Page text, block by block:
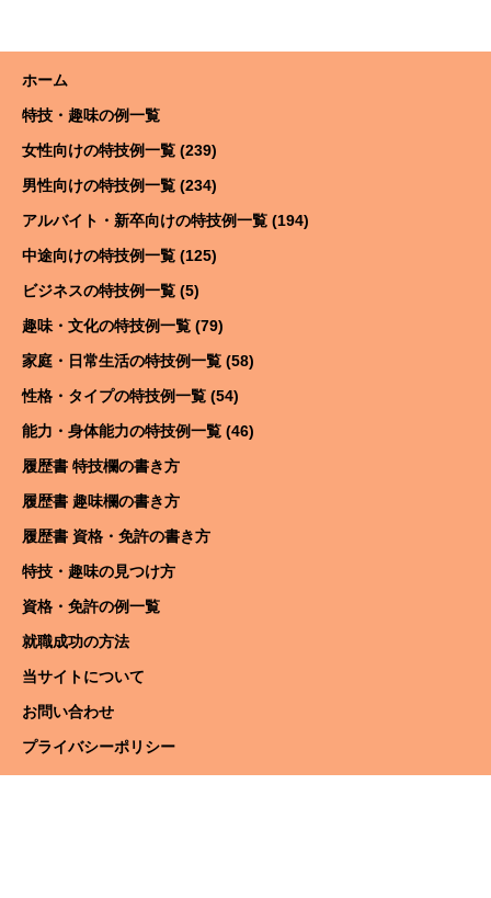
ホーム
特技・趣味の例一覧
女性向けの特技例一覧 (239)
男性向けの特技例一覧 (234)
アルバイト・新卒向けの特技例一覧 (194)
中途向けの特技例一覧 (125)
ビジネスの特技例一覧 (5)
趣味・文化の特技例一覧 (79)
家庭・日常生活の特技例一覧 (58)
性格・タイプの特技例一覧 (54)
能力・身体能力の特技例一覧 (46)
履歴書 特技欄の書き方
履歴書 趣味欄の書き方
履歴書 資格・免許の書き方
特技・趣味の見つけ方
資格・免許の例一覧
就職成功の方法
当サイトについて
お問い合わせ
プライバシーポリシー